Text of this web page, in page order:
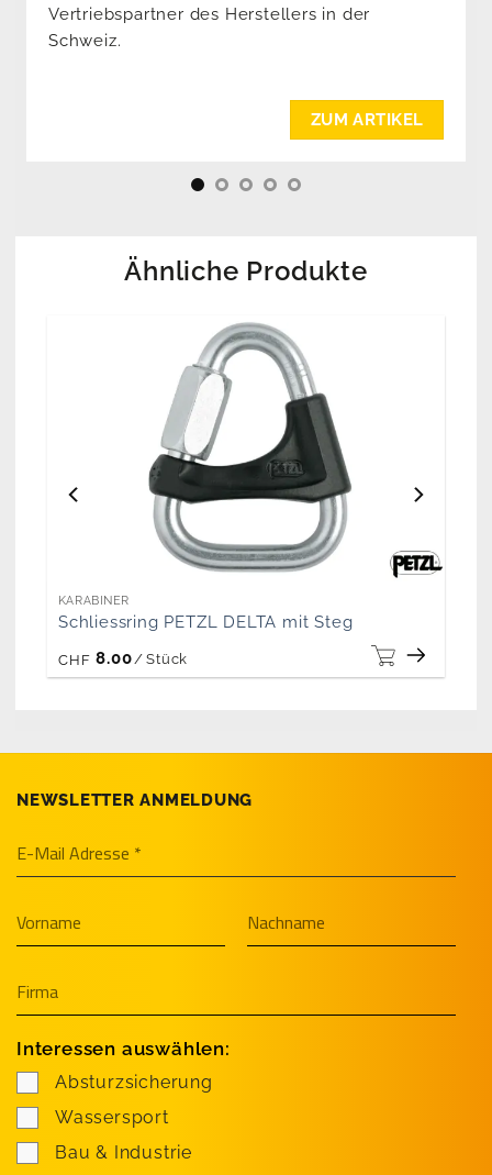
Vertriebspartner des Herstellers in der
Schweiz.
ZUM ARTIKEL
Ähnliche Produkte
KARABINER
Schliessring PETZL DELTA mit Steg
CHF 8.00 / Stück
NEWSLETTER ANMELDUNG
Interessen auswählen:
Absturzsicherung
Wassersport
Bau & Industrie